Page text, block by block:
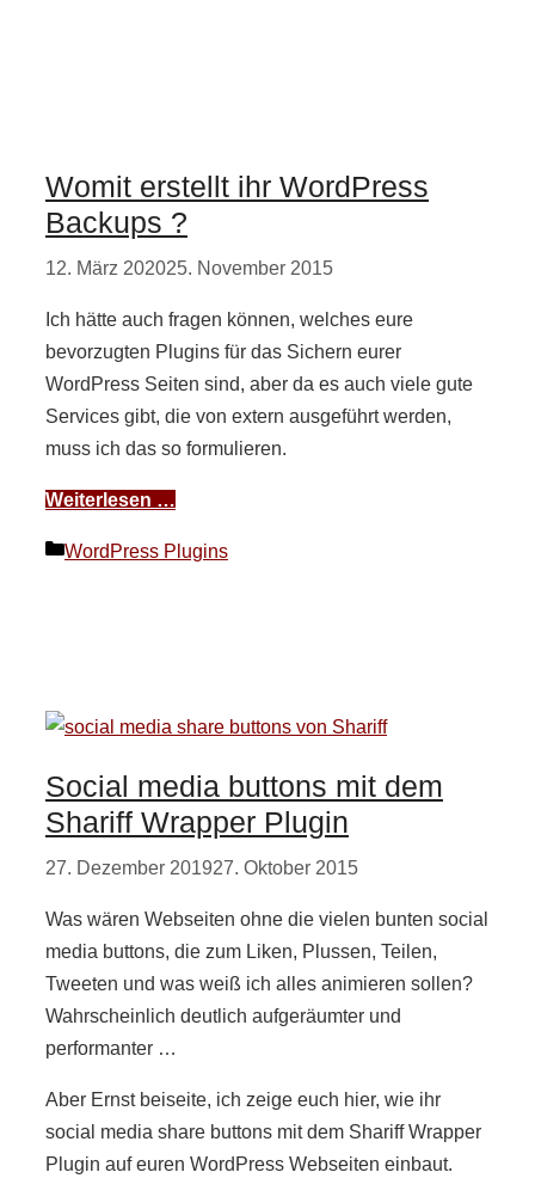
Womit erstellt ihr WordPress
Backups ?
12. März 202025. November 2015
Ich hätte auch fragen können, welches eure
bevorzugten Plugins für das Sichern eurer
WordPress Seiten sind, aber da es auch viele gute
Services gibt, die von extern ausgeführt werden,
muss ich das so formulieren.
Weiterlesen …
Kategorien
WordPress Plugins
Social media buttons mit dem
Shariff Wrapper Plugin
27. Dezember 201927. Oktober 2015
Was wären Webseiten ohne die vielen bunten social
media buttons, die zum Liken, Plussen, Teilen,
Tweeten und was weiß ich alles animieren sollen?
Wahrscheinlich deutlich aufgeräumter und
performanter …
Aber Ernst beiseite, ich zeige euch hier, wie ihr
social media share buttons mit dem Shariff Wrapper
Plugin auf euren WordPress Webseiten einbaut.